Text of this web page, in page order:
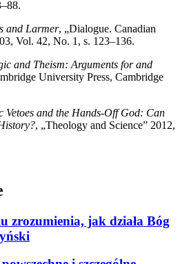
and Larmer, „Dialogue. Canadian
Vol. 42, No. 1, s. 123–136.
and Theism: Arguments for and
University Press, Cambridge
Vetoes and the Hands-Off God: Can
, „Theology and Science” 2012,
zrozumienia, jak działa Bóg